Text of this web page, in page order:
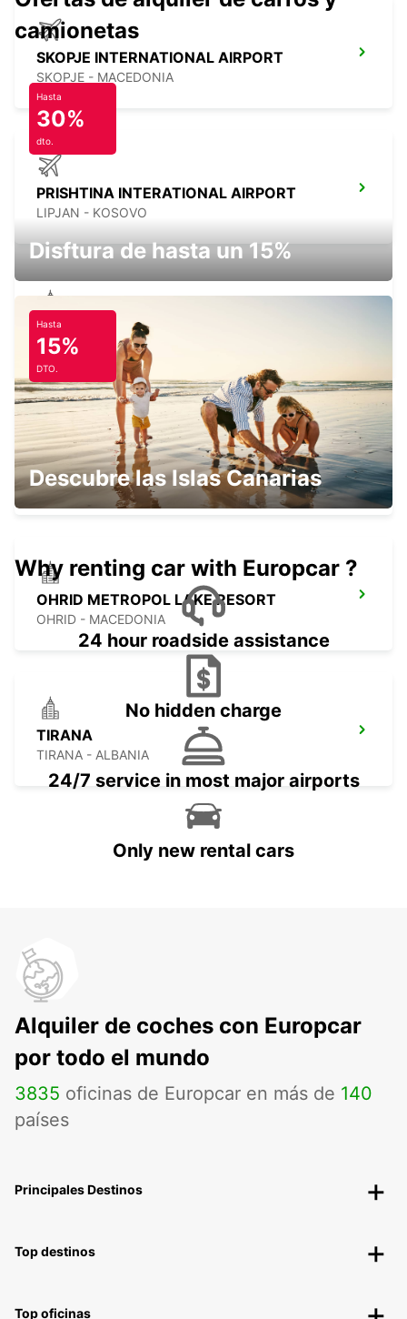
SKOPJE INTERNATIONAL AIRPORT
SKOPJE - MACEDONIA
PRISHTINA INTERATIONAL AIRPORT
LIPJAN - KOSOVO
PRISHTINA CITY
PRISHTINE - KOSOVO
OHRID ST PAUL THE APOSTLE AIRPORT
OHRID - MACEDONIA
OHRID METROPOL LAKE RESORT
OHRID - MACEDONIA
TIRANA
TIRANA - ALBANIA
camionetas
Hasta
30%
dto.
Disftura de hasta un 15%
Hasta
15%
DTO.
Descubre las Islas Canarias
Why renting car with Europcar ?
24 hour roadside assistance
No hidden charge
24/7 service in most major airports
Only new rental cars
Alquiler de coches con Europcar
por todo el mundo
3835 oficinas de Europcar en más de 140
países
Principales Destinos
Top destinos
Top oficinas